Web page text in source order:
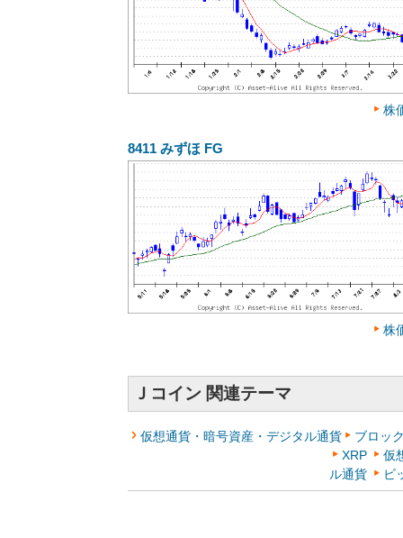
株
8411 みずほ FG
株
Ｊコイン 関連テーマ
仮想通貨・暗号資産・デジタル通貨 ブロッ
XRP
仮
ル通貨
ビ